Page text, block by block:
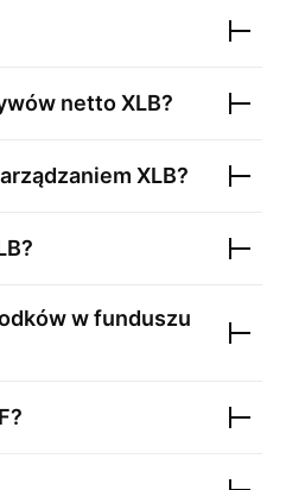
nettoXLB?
XLB?
?
w funduszu